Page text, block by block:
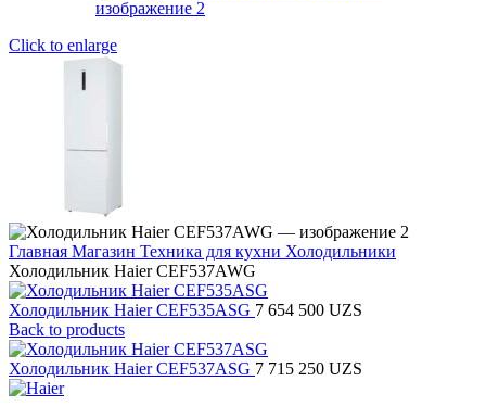
Click to enlarge
Главная Магазин Техника для кухни Холодильники
Холодильник Haier CEF537AWG
Холодильник Haier CEF535ASG 7 654 500 UZS
Back to products
Холодильник Haier CEF537ASG 7 715 250 UZS